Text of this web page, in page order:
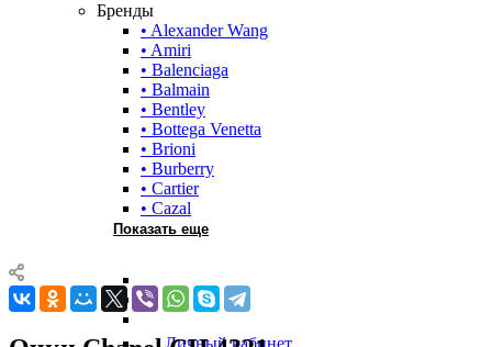
Бренды
• Alexander Wang
• Amiri
• Balenciaga
• Balmain
• Bentley
• Bottega Venetta
• Brioni
• Burberry
• Cartier
• Cazal
Показать еще
Личный кабинет